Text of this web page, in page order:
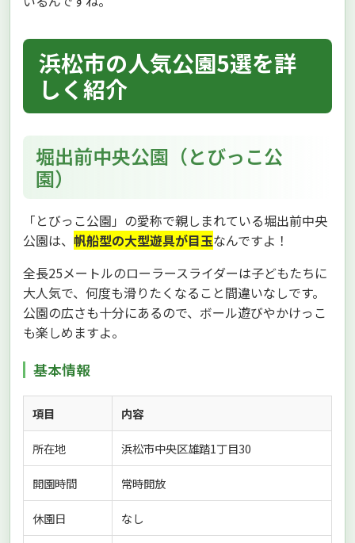
浜松市の人気公園5選を詳
しく紹介
堀出前中央公園（とびっこ公
園）
「とびっこ公園」の愛称で親しまれている堀出前中央
公園は、 帆船型の大型遊具が目玉なんですよ！
全長25メートルのローラースライダーは子どもたちに
大人気で、何度も滑りたくなること間違いなしです。
公園の広さも十分にあるので、ボール遊びやかけっこ
も楽しめますよ。
基本情報
項目 内容
所在地 浜松市中央区雄踏1丁目30
開園時間 常時開放
休園日 なし